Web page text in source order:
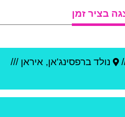
בציר זמן
נולד ברפסינג'אן, איראן ///